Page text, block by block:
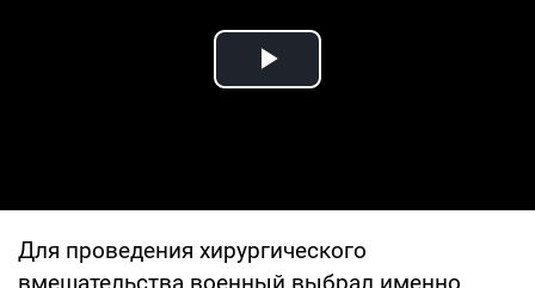
Play Video
Для проведения хирургического
вмешательства военный выбрал именно